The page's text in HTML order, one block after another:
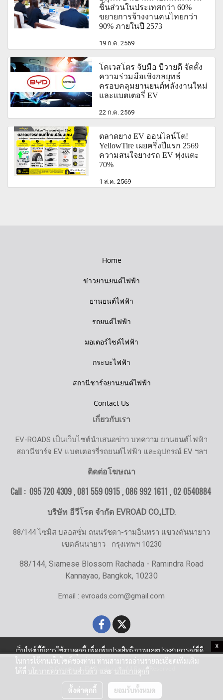
X
ชิ้นส่วนในประเทศกว่า 60%
ขยายการจ้างงานคนไทยกว่า
90% ภายในปี 2573
19 ก.ค. 2569
โคเวสโตร จับมือ บีวายดี จัดตั้ง
ความร่วมมือเชิงกลยุทธ์
ครอบคลุมยานยนต์พลังงานใหม่
และแบตเตอรี่ EV
22 ก.ค. 2569
ตลาดยาง EV ออนไลน์โต!
YellowTire เผยครึ่งปีแรก 2569
ความสนใจยางรถ EV พุ่งแตะ
70%
1 ส.ค. 2569
Home
ข่าวยานยนต์ไฟฟ้า
ยานยนต์ไฟฟ้า
รถยนต์ไฟฟ้า
มอเตอร์ไซค์ไฟฟ้า
กระบะไฟฟ้า
สถานีชาร์จยานยนต์ไฟฟ้า
Contact Us
เกี่ยวกับเรา
EV-ROADS เป็นเว็บไซต์นำเสนอข่าว บทความ ยานยนต์ไฟฟ้า
สถานีชาร์จ EV แบตเตอรรี่รถยนต์ไฟฟ้า และอุปกรณ์ EV ฯลฯ
ติดต่อโฆษณา
Call : 095 720 4309 , 081 559 0915 , 086 992 1611 ,02 0540884
บริษัท อีวีโรด จำกัด EVROAD CO.,LTD.
88/144 ไซมิส บลอสซั่ม ถนนรัชดา-รามอินทรา แขวงคันนายาว
เขตคันนายาว กรุงเทพฯ 10230
88/144, Siamese Blossom Rachada - Ramindra Road
Kannayao, Bangkok, 10230
Email : evroads.com@gmail.com
© Copyright EV-Roads.com All Right Reserved
เว็บไซต์นี้มีการใช้งานคุกกี้ เพื่อเพิ่มประสิทธิภาพและประสบการณ์ที่ดี
ในการใช้งานเว็บไซต์ของท่าน ท่านสามารถอ่านรายละเอียดเพิ่มเติม
ได้ที่ นโยบายความเป็นส่วนตัว และ นโยบายคุกกี้
ตั้งค่าคุกกี้ ยอมรับทั้งหมด